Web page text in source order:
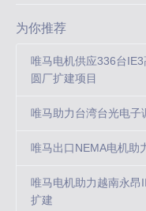
为你推荐
唯马电机供应336台
圆厂扩建项目
唯马助力台湾台光电子
唯马出口NEMA电机助
唯马电机助力越南永昂
扩建